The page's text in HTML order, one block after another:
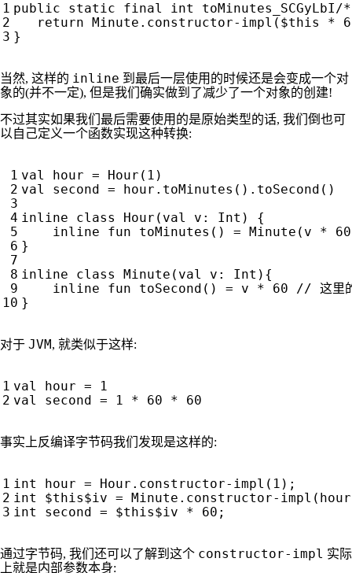
public static final int toMinutes_SCGyLbI/*
return Minute . constructor- impl ( $this *
}
当然, 这样的 inline 到最后一层使用的时候还是会变成一个对
象的(并不一定), 但是我们确实做到了减少了一个对象的创建!
不过其实如果我们最后需要使用的是原始类型的话, 我们倒也可
以自己定义一个函数实现这种转换:
val hour = Hour ( 1 )
val
second = hour . toMinutes (). toSecond ()
inline
class Hour ( val v : Int )
{
inline
fun toMinutes () = Minute ( v * 60
}
inline
class Minute ( val v : Int ){
inline
fun toSecond () = v *
60
}
对于 JVM, 就类似于这样:
val hour =
1
val
second = 1 * 60 * 60
事实上反编译字节码我们发现是这样的:
int hour = Hour . constructor- impl ( 1 );
int
$this$iv = Minute . constructor- impl ( hour
int
second = $this$iv * 60 ;
通过字节码, 我们还可以了解到这个 constructor-impl 实际
上就是内部参数本身: